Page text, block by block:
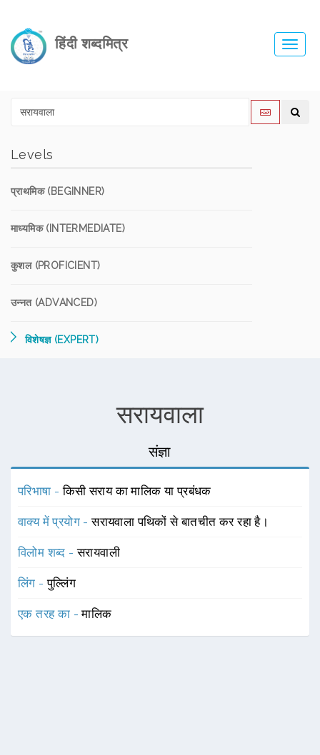
हिंदी शब्दमित्र
Levels
प्राथमिक (BEGINNER)
माध्यमिक (INTERMEDIATE)
कुशल (PROFICIENT)
उन्नत (ADVANCED)
विशेषज्ञ (EXPERT)
सरायवाला
संज्ञा
परिभाषा -किसी सराय का मालिक या प्रबंधक
वाक्य में प्रयोग -सरायवाला पथिकों से बातचीत कर रहा है।
विलोम शब्द -सरायवाली
लिंग -पुल्लिंग
एक तरह का -मालिक